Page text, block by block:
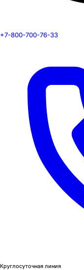
+7-800-700-76-33
Круглосуточная линия